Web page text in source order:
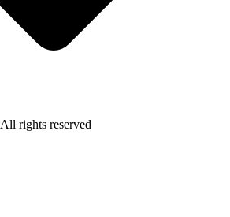
All rights reserved